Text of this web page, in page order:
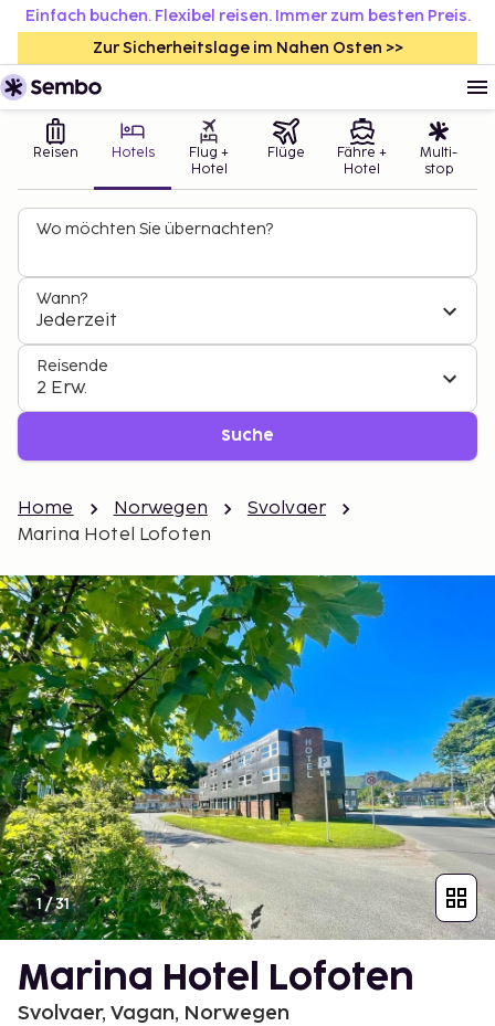
Einfach buchen. Flexibel reisen. Immer zum besten Preis.
Zur Sicherheitslage im Nahen Osten >>
Reisen Hotels
Flug +
Hotel
Flüge
Fähre +
Hotel
Multi-
stop
Wo möchten Sie übernachten?
Wann?
Jederzeit
Reisende
2 Erw.
Suche
Home Norwegen
Svolvaer
Marina Hotel Lofoten
1/31
Marina Hotel Lofoten
Svolvaer, Vagan, Norwegen